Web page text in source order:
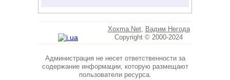
Xoxma.Net, Вадим Негода
Copyright © 2000-2024
Администрация не несет ответственности за
содержание информации, которую размещают
пользователи ресурса.